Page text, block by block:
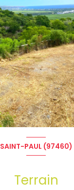
SAINT-PAUL (97460)
Terrain